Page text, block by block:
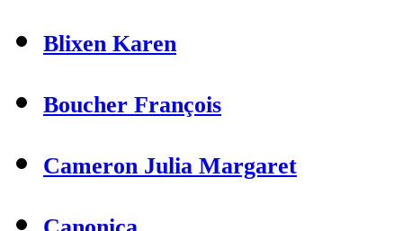
Blixen Karen
Boucher François
Cameron Julia Margaret